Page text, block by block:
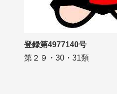
登録第4977140号
第２９・30・31類